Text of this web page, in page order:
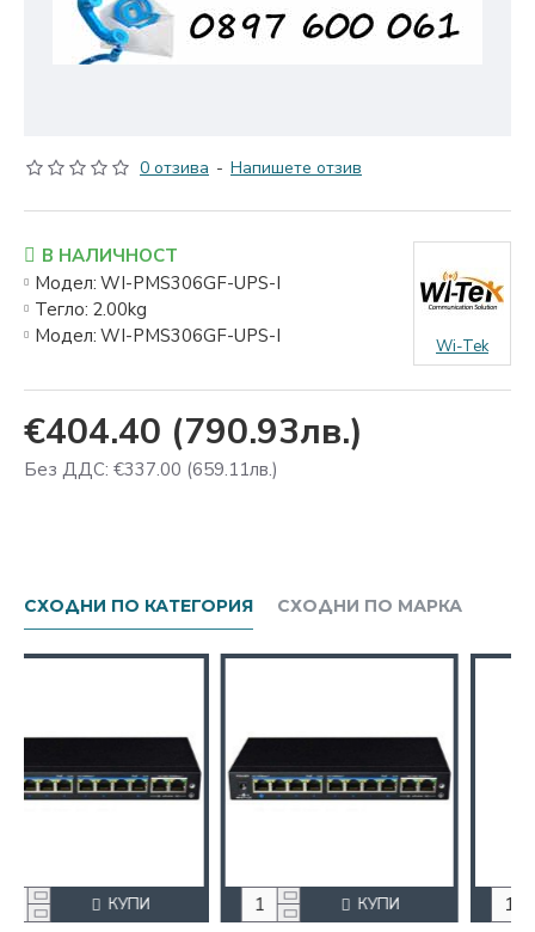
0 отзива - Напишете отзив
€404.40 (790.93лв.)
Без ДДС: €337.00 (659.11лв.)
В НАЛИЧНОСТ
Модел: WI-PMS306GF-UPS-I
Тегло: 2.00kg
Модел: WI-PMS306GF-UPS-I Wi-Tek
СХОДНИ ПО КАТЕГОРИЯ СХОДНИ ПО МАРКА